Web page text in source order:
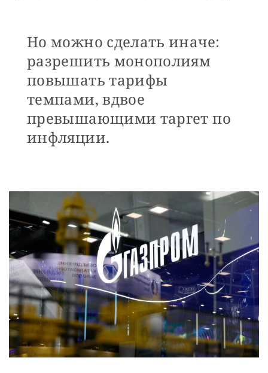
Но можно сделать иначе:
разрешить монополиям
повышать тарифы
темпами, вдвое
превышающими таргет по
инфляции.